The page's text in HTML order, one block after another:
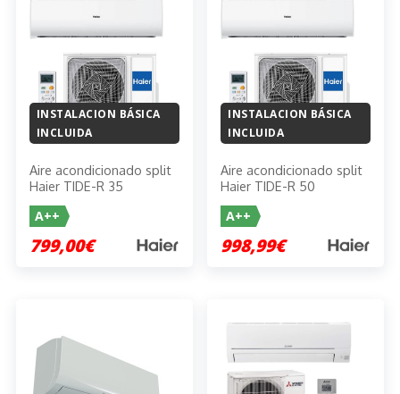
INSTALACION BÁSICA
INCLUIDA
Aire acondicionado split
Haier TIDE-R 35
A++
799,00€
INSTALACION BÁSICA
INCLUIDA
Aire acondicionado split
Haier TIDE-R 50
A++
998,99€